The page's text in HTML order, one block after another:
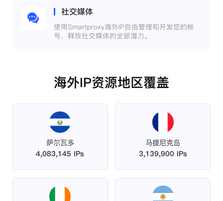
社交媒体
使用Smartproxy海外IP自由管理和开发您的帐
号，释放社交媒体的全部潜力。
海外IP资源地区覆盖
萨尔瓦多
4,083,145 IPs
马提尼克岛
3,139,900 IPs